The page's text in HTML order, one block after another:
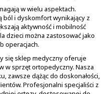
w wielu aspektach.
ból i dyskomfort wynikający z
aktywność i mobilność
dzieci można zastosować jako
operacjach.
się sklep medyczny oferuje
w sprzęt ortopedyczny. Nasza
zawsze dążąc do doskonałości,
Profesjonalni specjaliści z